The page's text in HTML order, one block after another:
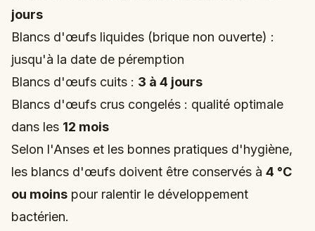
jours
Blancs d'œufs liquides (brique non ouverte) :
jusqu'à la date de péremption
Blancs d'œufs cuits : 3 à 4 jours
Blancs d'œufs crus congelés : qualité optimale
dans les 12 mois
Selon l'Anses et les bonnes pratiques d'hygiène,
les blancs d'œufs doivent être conservés à 4 °C
ou moins pour ralentir le développement
bactérien.